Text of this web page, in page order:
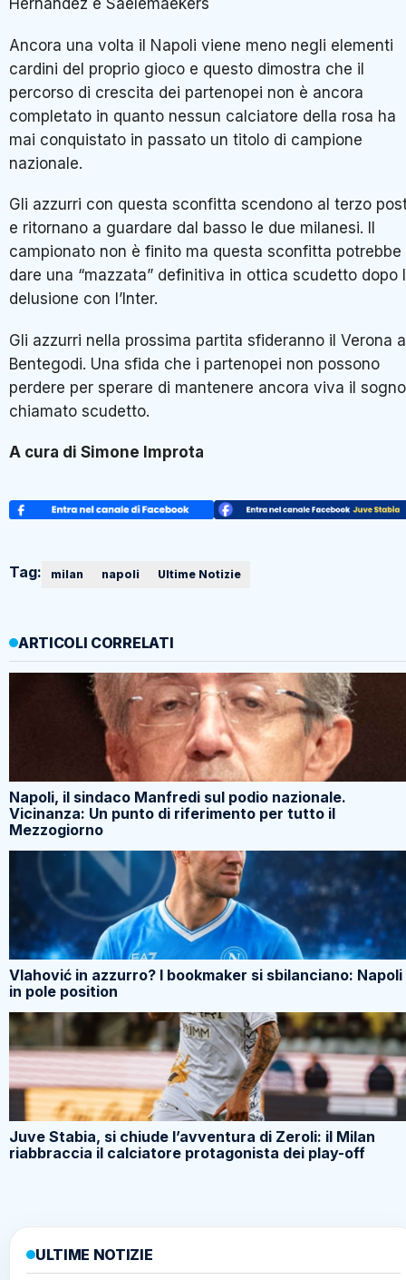
Hernandez e Saelemaekers
Ancora una volta il Napoli viene meno negli elementi
cardini del proprio gioco e questo dimostra che il
percorso di crescita dei partenopei non è ancora
completato in quanto nessun calciatore della rosa ha
mai conquistato in passato un titolo di campione
nazionale.
Gli azzurri con questa sconfitta scendono al terzo
e ritornano a guardare dal basso le due milanesi. Il
campionato non è finito ma questa sconfitta potrebbe
dare una “mazzata” definitiva in ottica scudetto dopo
delusione con l’Inter.
Gli azzurri nella prossima partita sfideranno il Verona
Bentegodi. Una sfida che i partenopei non possono
perdere per sperare di mantenere ancora viva il sogno
chiamato scudetto.
A cura di Simone Improta
Tag: milan napoli Ultime Notizie
ARTICOLI CORRELATI
Napoli, il sindaco Manfredi sul podio nazionale.
Vicinanza: Un punto di riferimento per tutto il
Mezzogiorno
Vlahović in azzurro? I bookmaker si sbilanciano: Napoli
in pole position
Juve Stabia, si chiude l’avventura di Zeroli: il Milan
riabbraccia il calciatore protagonista dei play-off
ULTIME NOTIZIE